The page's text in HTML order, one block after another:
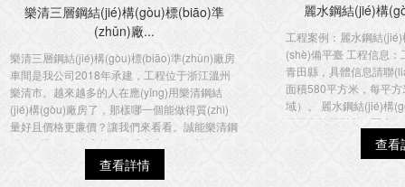
樂清三層鋼結(jié)構(gòu)標(biāo)準
(zhǔn)廠...
樂清三層鋼結(jié)構(gòu)標(biāo)準(zhǔn)廠房
車間是我公司2018年承建，工程位于浙江溫州
樂清市。越來越多的人在應(yīng)用樂清鋼結
(jié)構(gòu)廠房了，那樣哪一個能做得質(zhì)
量好且價格更廉價？讓我們來看看。誠能樂清鋼
結(jié)構(gòu)廠房的一站式生產(chǎn)設(shè)
施和專業(yè)的生產(chǎn)技...
查看詳情
麗水鋼結(jié)構
工程案例：麗水鋼結
(shè)備平臺 工程信息
青田縣，具體信息請
面積580平方米，每平
域）。 麗水鋼結(jié)構
備平臺施工階段1 麗水
查看